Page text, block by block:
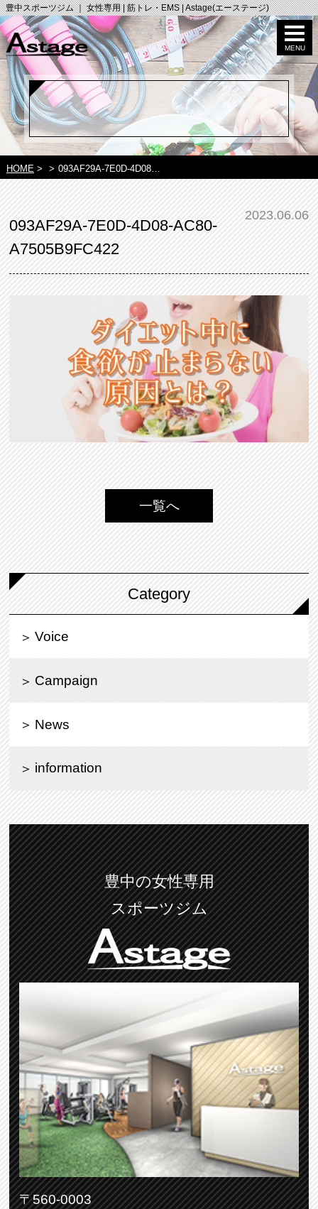
豊中スポーツジム ｜ 女性専用 | 筋トレ・EMS | Astage(エーステージ)
HOME> > 093AF29A-7E0D-4D08…
2023.06.06
093AF29A-7E0D-4D08-AC80-
A7505B9FC422
一覧へ
Category
Voice
Campaign
News
information
豊中の女性専用
スポーツジム
〒560-0003